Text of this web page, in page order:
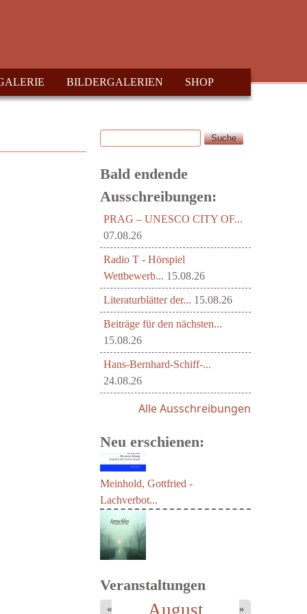
BILDERGALERIEN SHOP
Suchformular
Suche
Bald endende
Ausschreibungen:
PRAG – UNESCO CITY OF...
07.08.26
Radio T - Hörspiel
Wettbewerb... 15.08.26
Literaturblätter der... 15.08.26
Beiträge für den nächsten...
15.08.26
Hans-Bernhard-Schiff-...
24.08.26
Alle Ausschreibungen
Neu erschienen:
Meinhold, Gottfried -
Lachverbot...
Veranstaltungen
August
« »